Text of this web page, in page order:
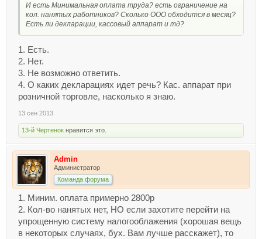
И есть Минимальная оплата труда? есть ограничение на
кол. нанятых работников? Сколько ООО обходится в месяц?
Есть ли декларации, кассовый аппарат и тд?
1. Есть.
2. Нет.
3. Не возможно ответить.
4. О каких декларациях идет речь? Кас. аппарат при
розничной торговле, насколько я знаю.
13 сен 2013
13-й Чертенок нравится это.
Admin
Администратор
Команда форума
1. Миним. оплата примерно 2800р
2. Кол-во нанятых нет, НО если захотите перейти на
упрощенную систему налогооблажения (хорошая вещь
в некоторых случаях, бух. Вам лучше расскажет), то